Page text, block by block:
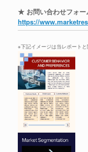
★ お問い合わせフォ
https://
※下記イメージは当レポートと